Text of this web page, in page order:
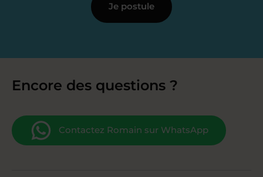
Je postule
Encore des questions ?
Contactez Romain sur WhatsApp